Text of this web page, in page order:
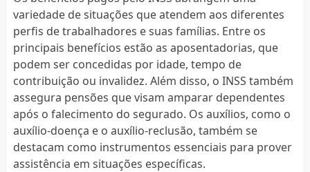
variedade de situações que atendem aos diferentes
perfis de trabalhadores e suas famílias. Entre os
principais benefícios estão as aposentadorias, que
podem ser concedidas por idade, tempo de
contribuição ou invalidez. Além disso, o INSS também
assegura pensões que visam amparar dependentes
após o falecimento do segurado. Os auxílios, como o
auxílio-doença e o auxílio-reclusão, também se
destacam como instrumentos essenciais para prover
assistência em situações específicas.